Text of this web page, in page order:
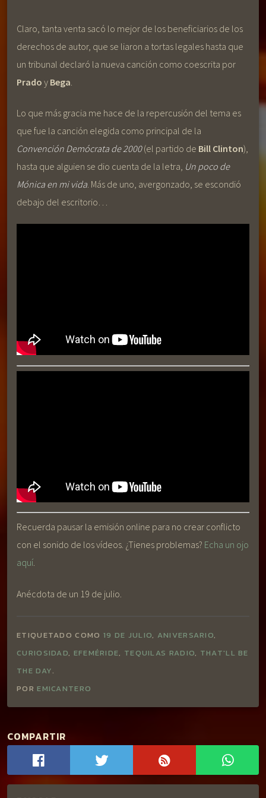
Claro, tanta venta sacó lo mejor de los beneficiarios de los
derechos de autor, que se liaron a tortas legales hasta que
un tribunal declaró la nueva canción como coescrita por
Prado y Bega
Lo que más gracia me hace de la repercusión del tema es
que fue la canción elegida como principal de la
Convención Demócrata de 2000(el partido de Bill Clinton),
hasta que alguien se dio cuenta de la letra, Un poco de
Mónica en mi vida . Más de uno, avergonzado, se escondió
debajo del escritorio…
Recuerda pausar la emisión online para no crear conflicto
con el sonido de los vídeos. ¿Tienes problemas? Echa un ojo
aquí.
Anécdota de un 19 de julio.
ETIQUETADO COMO 19 DE JULIO, ANIVERSARIO,
CURIOSIDAD, EFEMÉRIDE, TEQUILAS RADIO, THAT'LL BE
THE DAY.
POREMICANTERO
COMPARTIR